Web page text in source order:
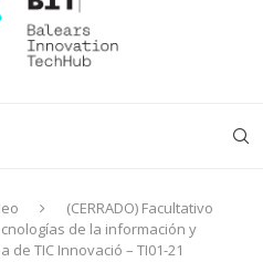
(CERRADO) Facultativo
de la información y
TIC Innovació – TI01-21